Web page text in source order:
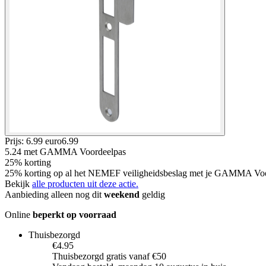
Prijs: 6.99 euro6.99
5.24 met GAMMA Voordeelpas
25% korting
25% korting op al het NEMEF veiligheidsbeslag met je GAMMA
Bekijk alle producten uit deze actie.
Aanbieding alleen nog dit weekend geldig
Online beperkt op voorraad
Thuisbezorgd
€4.95
Thuisbezorgd gratis vanaf €50